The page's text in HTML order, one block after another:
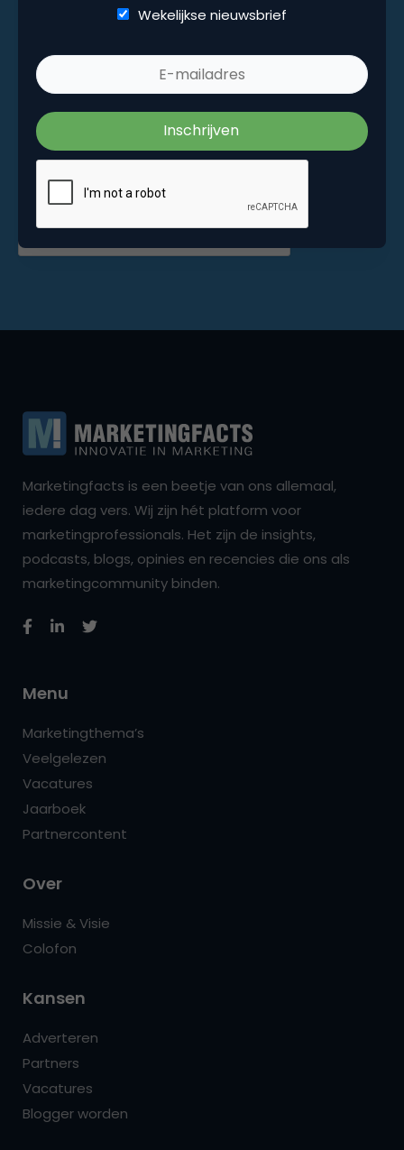
Wekelijkse nieuwsbrief
Dagelijkse nieuwsbrief
Marketingfacts is een beetje van ons allemaal,
iedere dag vers. Wij zijn hét platform voor
marketingprofessionals. Het zijn de insights,
podcasts, blogs, opinies en recencies die ons als
marketingcommunity binden.
Menu
Marketingthema’s
Veelgelezen
Vacatures
Jaarboek
Partnercontent
Over
Missie & Visie
Colofon
Kansen
Adverteren
Partners
Vacatures
Blogger worden